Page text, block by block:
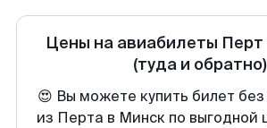
Цены на авиабилеты Перт
(туда и обратно)
😍 Вы можете купить билет
из Перта в Минск по выгодной